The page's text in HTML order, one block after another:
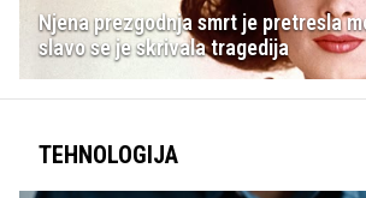
Njena prezgodnja smrt je pretresla
slavo se je skrivala tragedija
TEHNOLOGIJA